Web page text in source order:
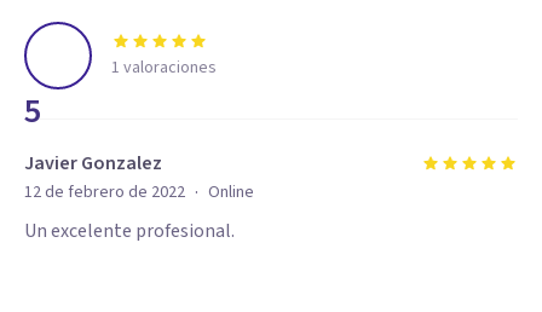
5
1 valoraciones
Javier Gonzalez
12 de febrero de 2022 · Online
Un excelente profesional.